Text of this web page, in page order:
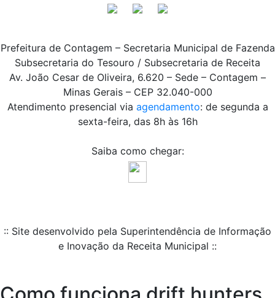
Prefeitura de Contagem – Secretaria Municipal de Fazenda
Subsecretaria do Tesouro / Subsecretaria de Receita
Av. João Cesar de Oliveira, 6.620 – Sede – Contagem –
Minas Gerais – CEP 32.040-000
Atendimento presencial via agendamento: de segunda a
sexta-feira, das 8h às 16h
Saiba como chegar:
:: Site desenvolvido pela Superintendência de Informação
e Inovação da Receita Municipal ::